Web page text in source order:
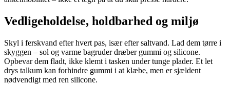
Vedligeholdelse, holdbarhed og miljø
Skyl i ferskvand efter hvert pas, især efter saltvand. Lad dem tørre i
skyggen – sol og varme bagruder dræber gummi og silicone.
Opbevar dem fladt, ikke klemt i tasken under tunge plader. Et let
drys talkum kan forhindre gummi i at klæbe, men er sjældent
nødvendigt med ren silicone.